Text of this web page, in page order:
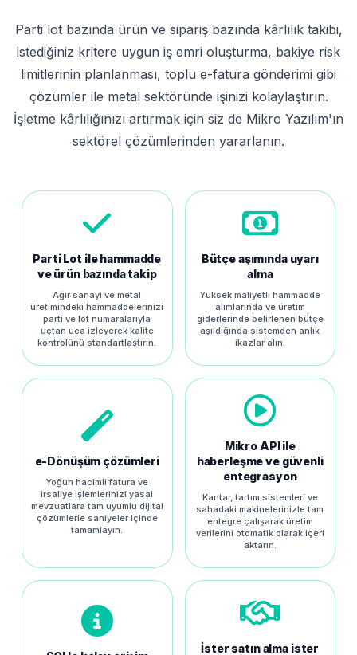
Parti lot bazında ürün ve sipariş bazında kârlılık takibi,
istediğiniz kritere uygun iş emri oluşturma, bakiye risk
limitlerinin planlanması, toplu e-fatura gönderimi gibi
çözümler ile metal sektöründe işinizi kolaylaştırın.
İşletme kârlılığınızı artırmak için siz de Mikro Yazılım'ın
sektörel çözümlerinden yararlanın.
Parti Lot ile hammadde
ve ürün bazında takip
Ağır sanayi ve metal
üretimindeki hammaddelerinizi
parti ve lot numaralarıyla
uçtan uca izleyerek kalite
kontrolünü standartlaştırın.
Bütçe aşımında uyarı
alma
Yüksek maliyetli hammadde
alımlarında ve üretim
giderlerinde belirlenen bütçe
aşıldığında sistemden anlık
ikazlar alın.
e-Dönüşüm çözümleri
Yoğun hacimli fatura ve
irsaliye işlemlerinizi yasal
mevzuatlara tam uyumlu dijital
çözümlerle saniyeler içinde
tamamlayın.
Mikro API ile
haberleşme ve güvenli
entegrasyon
Kantar, tartım sistemleri ve
sahadaki makinelerinizle tam
entegre çalışarak üretim
verilerini otomatik olarak içeri
aktarın.
İster satın alma ister